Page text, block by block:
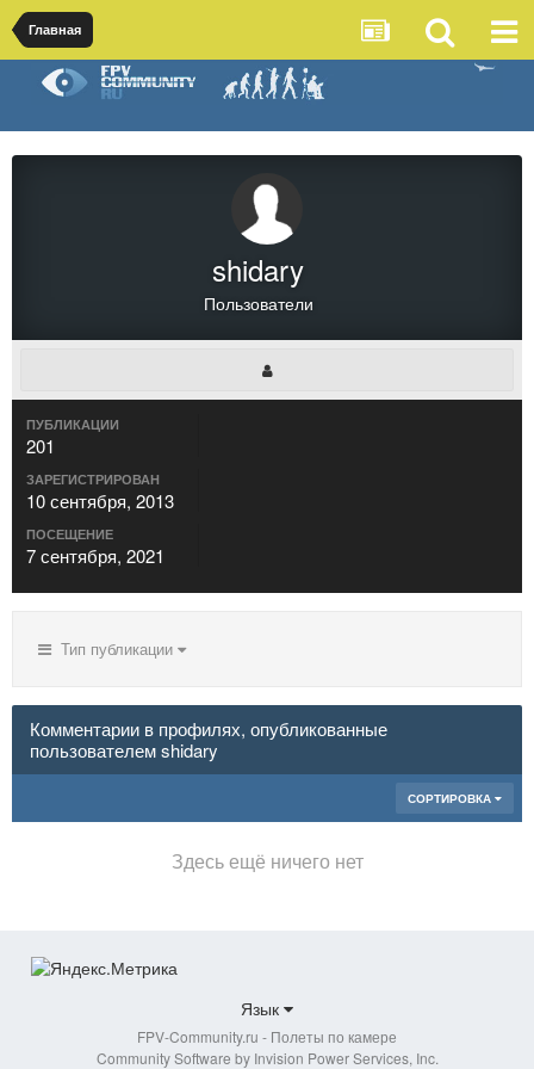
Главная
shidary
Пользователи
ПУБЛИКАЦИИ
201
ЗАРЕГИСТРИРОВАН
10 сентября, 2013
ПОСЕЩЕНИЕ
7 сентября, 2021
Тип публикации
Комментарии в профилях, опубликованные
пользователем shidary
СОРТИРОВКА
Здесь ещё ничего нет
Язык
FPV-Community.ru - Полеты по камере
Community Software by Invision Power Services, Inc.